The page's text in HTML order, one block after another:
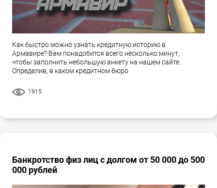
Как быстро можно узнать кредитную историю в
Армавире? Вам понадобится всего несколько минут,
чтобы заполнить небольшую анкету на нашем сайте.
Определив, в каком кредитном бюро
1915
Банкротство физ лиц с долгом от 50 000 до 500
000 рублей